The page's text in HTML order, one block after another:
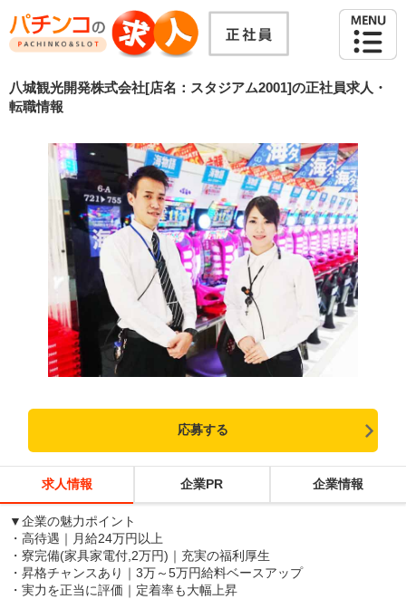
八城観光開発株式会社[店名：スタジアム2001]の正社員求人・
転職情報
応募する
求人情報 企業PR 企業情報
▼企業の魅力ポイント
・高待遇｜月給24万円以上
・寮完備(家具家電付,2万円)｜充実の福利厚生
・昇格チャンスあり｜3万～5万円給料ベースアップ
・実力を正当に評価｜定着率も大幅上昇